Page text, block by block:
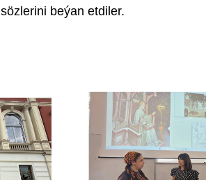
beýan etdiler.